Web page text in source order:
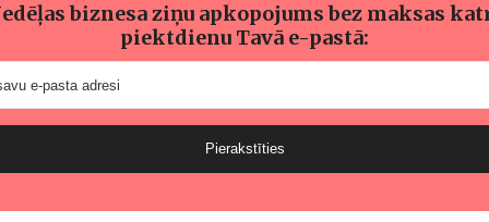
biznesa ziņu apkopojums bez maksas
piektdienu Tavā e-pastā:
Pierakstīties